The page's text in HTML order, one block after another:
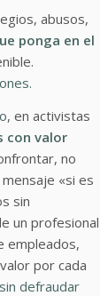
abusos,
ponga en el
, en activistas
con valor
no
«si es
sin
un profesional
empleados,
por cada
defraudar